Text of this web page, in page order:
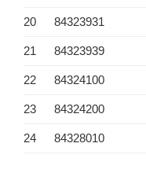
20 84323931
21 84323939
22 84324100
23 84324200
24 84328010